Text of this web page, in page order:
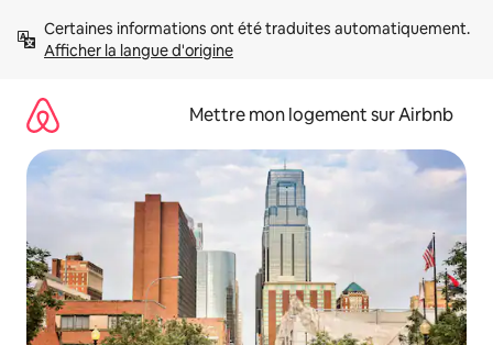
directement
Afficher la langue d'origine
Mettre mon logement sur Airbnb